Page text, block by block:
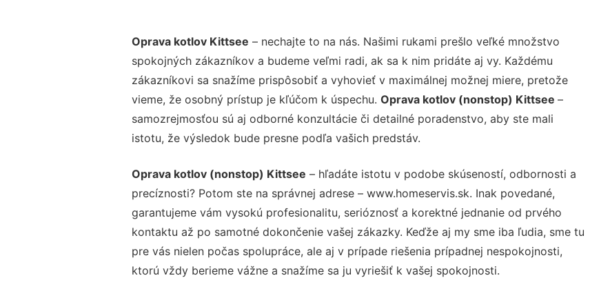
Oprava kotlov Kittsee – nechajte to na nás. Našimi rukami prešlo veľké množstvo
spokojných zákazníkov a budeme veľmi radi, ak sa k nim pridáte aj vy. Každému
zákazníkovi sa snažíme prispôsobiť a vyhovieť v maximálnej možnej miere, pretože
vieme, že osobný prístup je kľúčom k úspechu. Oprava kotlov (nonstop) Kittsee –
samozrejmosťou sú aj odborné konzultácie či detailné poradenstvo, aby ste mali
istotu, že výsledok bude presne podľa vašich predstáv.
Oprava kotlov (nonstop) Kittsee – hľadáte istotu v podobe skúseností, odbornosti a
precíznosti? Potom ste na správnej adrese – www.homeservis.sk. Inak povedané,
garantujeme vám vysokú profesionalitu, serióznosť a korektné jednanie od prvého
kontaktu až po samotné dokončenie vašej zákazky. Keďže aj my sme iba ľudia, sme tu
pre vás nielen počas spolupráce, ale aj v prípade riešenia prípadnej nespokojnosti,
ktorú vždy berieme vážne a snažíme sa ju vyriešiť k vašej spokojnosti.